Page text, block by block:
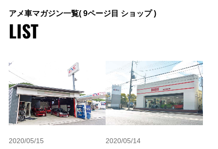
アメ車マガジン一覧( 9ページ目 ショップ )
LIST
2020/05/15 2020/05/14